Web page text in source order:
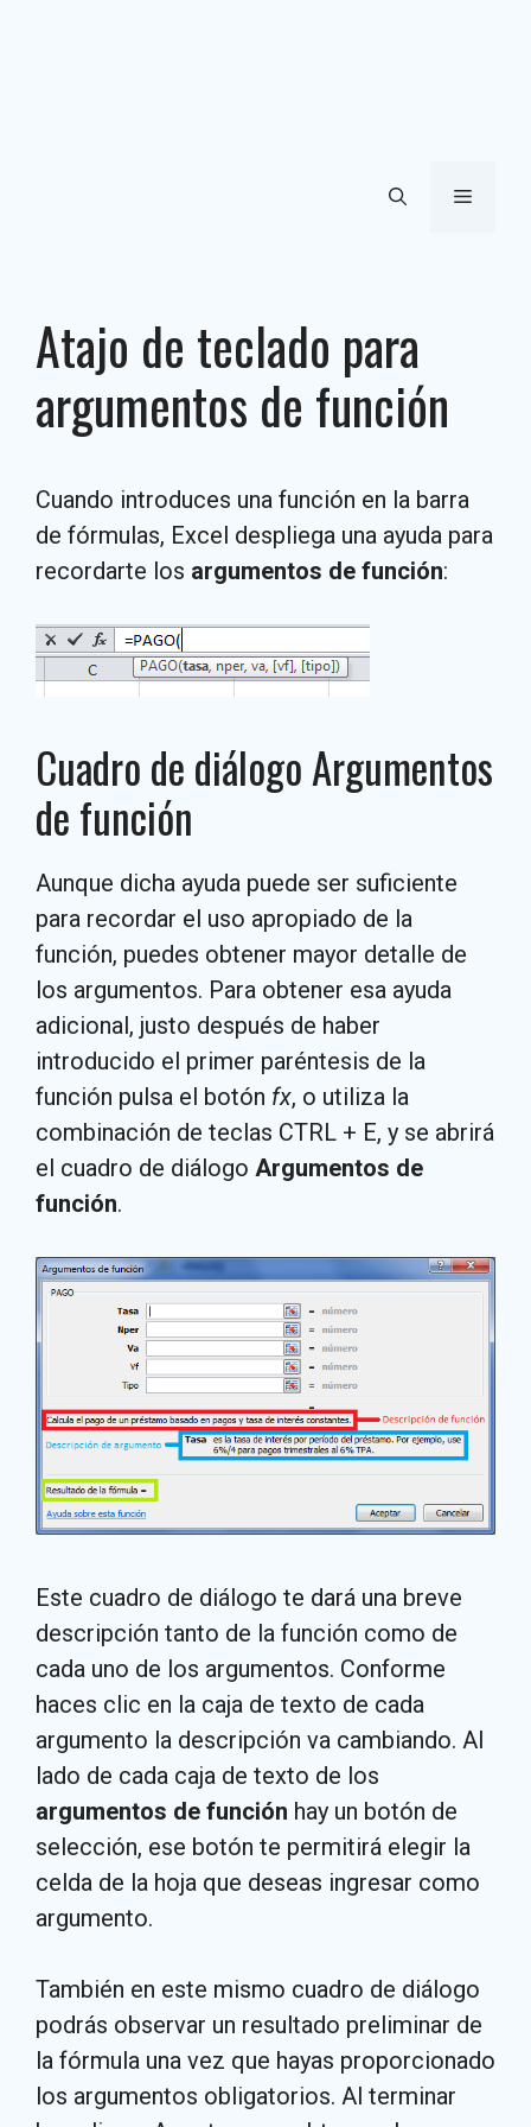
Menú
Atajo de teclado para
argumentos de función
Cuando introduces una función en la barra
de fórmulas, Excel despliega una ayuda para
recordarte los argumentos de función:
Cuadro de diálogo Argumentos
de función
Aunque dicha ayuda puede ser suficiente
para recordar el uso apropiado de la
función, puedes obtener mayor detalle de
los argumentos. Para obtener esa ayuda
adicional, justo después de haber
introducido el primer paréntesis de la
función pulsa el botón fx, o utiliza la
combinación de teclas CTRL + E, y se abrirá
el cuadro de diálogo Argumentos de
función.
Este cuadro de diálogo te dará una breve
descripción tanto de la función como de
cada uno de los argumentos. Conforme
haces clic en la caja de texto de cada
argumento la descripción va cambiando. Al
lado de cada caja de texto de los
argumentos de función hay un botón de
selección, ese botón te permitirá elegir la
celda de la hoja que deseas ingresar como
argumento.
También en este mismo cuadro de diálogo
podrás observar un resultado preliminar de
la fórmula una vez que hayas proporcionado
los argumentos obligatorios. Al terminar